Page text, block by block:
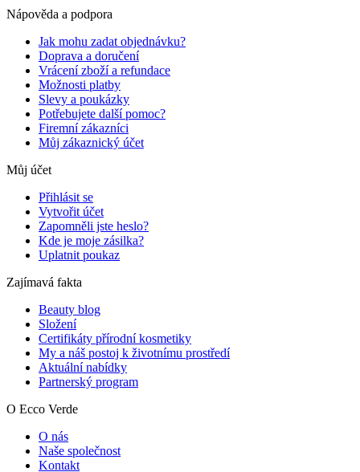
Nápověda a podpora
Jak mohu zadat objednávku?
Doprava a doručení
Vrácení zboží a refundace
Možnosti platby
Slevy a poukázky
Potřebujete další pomoc?
Firemní zákazníci
Můj zákaznický účet
Můj účet
Přihlásit se
Vytvořit účet
Zapomněli jste heslo?
Kde je moje zásilka?
Uplatnit poukaz
Zajímavá fakta
Beauty blog
Složení
Certifikáty přírodní kosmetiky
My a náš postoj k životnímu prostředí
Aktuální nabídky
Partnerský program
O Ecco Verde
O nás
Naše společnost
Kontakt